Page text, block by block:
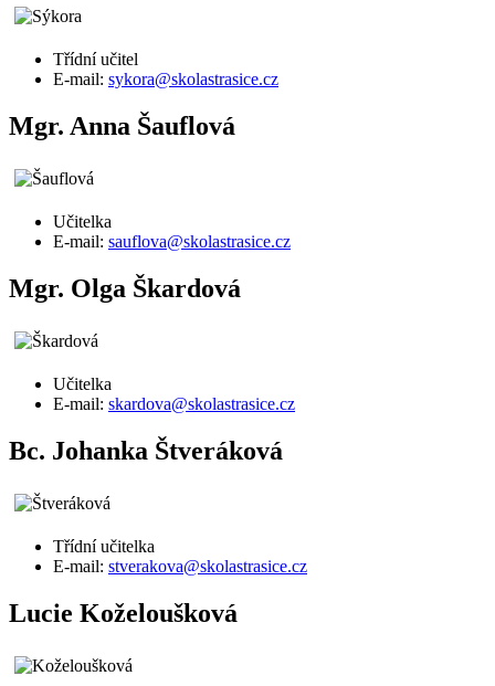
Třídní učitel
E-mail: sykora@skolastrasice.cz
Mgr. Anna Šauflová
Učitelka
E-mail: sauflova@skolastrasice.cz
Mgr. Olga Škardová
Učitelka
E-mail: skardova@skolastrasice.cz
Bc. Johanka Štveráková
Třídní učitelka
E-mail: stverakova@skolastrasice.cz
Lucie Koželoušková